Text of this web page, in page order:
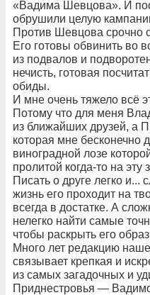
«Вадима Шевцова». И
обрушили целую
Против Шевцова срочно
Его готовы обвинить во
из подвалов и
нечисть, готовая
обиды.
И мне очень тяжело всё
Потому что для меня
из ближайших друзей, а
которая мне бесконечно
виноградной лозе
пролитой когда-то на эту
Писать о друге легко и...
жизнь его проходит на
всегда в достатке. А
нелегко найти самые
чтобы раскрыть его
Много лет редакцию
связывает крепкая и
из самых загадочных и
Приднестровья —